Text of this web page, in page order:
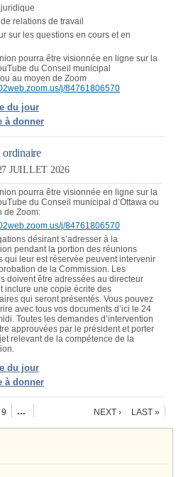
relations de travail
sur les questions en cours et en
pourra être visionnée en ligne sur la
du Conseil municipal
au moyen de Zoom
j/84761806570
du jour
à donner
ordinaire
JUILLET 2026
pourra être visionnée en ligne sur la
du Conseil municipal d’Ottawa ou
de Zoom:
j/84761806570
désirant s’adresser à la
pendant la portion des réunions
qui leur est réservée peuvent intervenir
de la Commission. Les
doivent être adressées au directeur
inclure une copie écrite des
qui seront présentés. Vous pouvez
avec tous vos documents d’ici le 24
Toutes les demandes d’intervention
approuvées par le président et porter
relevant de la compétence de la
du jour
à donner
9 … NEXT › LAST »